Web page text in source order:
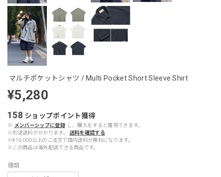
マルチポケットシャツ / Multi Pocket Short Sleeve Shirt
¥5,280
158 ショップポイント獲得
※ メンバーシップに登録 し、購入をすると獲得できます。
※別途送料がかかります。
送料を確認する
※¥10,000以上のご注文で国内送料が無料になります。
※この商品は海外配送できる商品です。
種類